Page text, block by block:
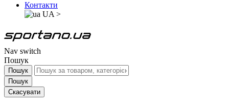
Контакти
UA >
Nav switch
Пошук
Пошук
Пошук
Скасувати